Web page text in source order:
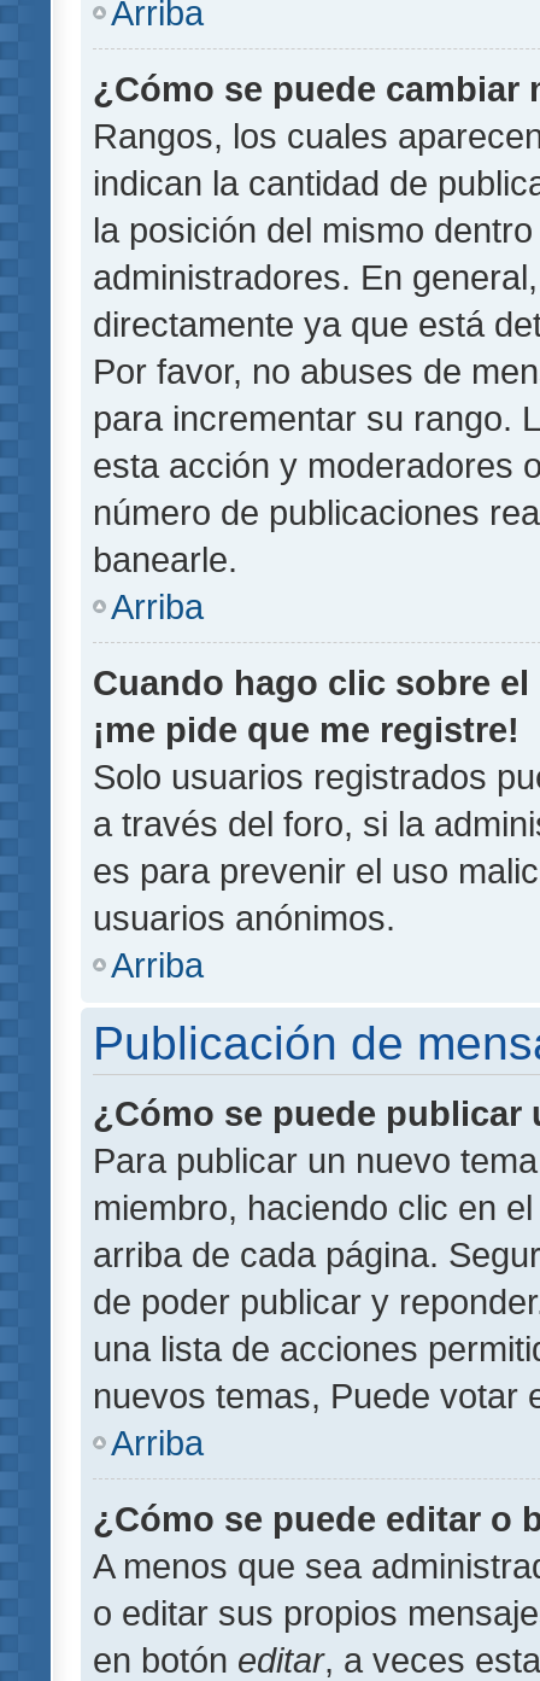
Arriba
¿Cómo se puede cambiar
Rangos, los cuales
indican la cantidad de
la posición del mismo
administradores. En
directamente ya que está
Por favor, no abuses de
para incrementar su rango.
esta acción y moderadores
número de publicaciones
banearle.
Arriba
Cuando hago clic sobre
¡me pide que me registre!
Solo usuarios registrados
a través del foro, si la
es para prevenir el uso
usuarios anónimos.
Arriba
Publicación de
¿Cómo se puede publicar
Para publicar un nuevo
miembro, haciendo clic en
arriba de cada página.
de poder publicar y
una lista de acciones
nuevos temas, Puede votar
Arriba
¿Cómo se puede editar o
A menos que sea
o editar sus propios
en botón editar, a veces